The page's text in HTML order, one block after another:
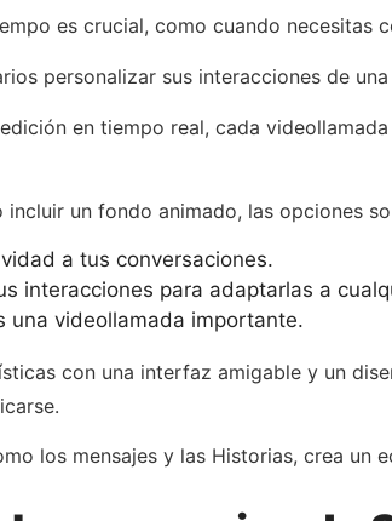
es crucial, como cuando necesitas
personalizar sus interacciones de una
en tiempo real, cada
un fondo animado, las opciones
a tus conversaciones.
interacciones para adaptarlas a
videollamada importante.
con una interfaz amigable y un
los mensajes y las Historias, crea un